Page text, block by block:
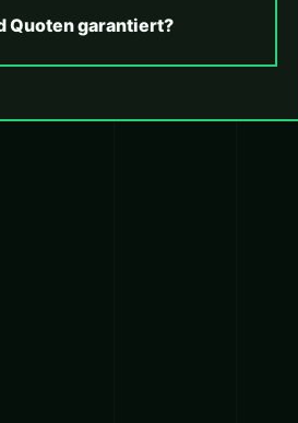
Quoten garantiert?